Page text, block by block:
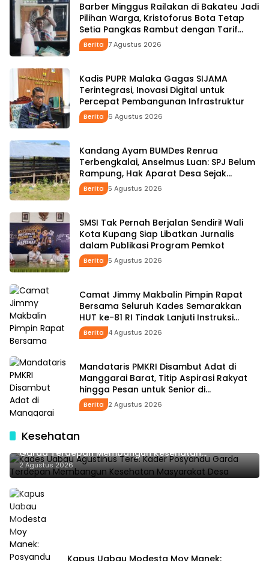
Barber Minggus Railakan di Bakateu Jadi
Pilihan Warga, Kristoforus Bota Tetap
Setia Pangkas Rambut dengan Tarif
Rp15 Ribu per Kepala
Berita 7 Agustus 2026
Kadis PUPR Malaka Gagas SIJAMA
Terintegrasi, Inovasi Digital untuk
Percepat Pembangunan Infrastruktur
Berita 6 Agustus 2026
Kandang Ayam BUMDes Renrua
Terbengkalai, Anselmus Luan: SPJ Belum
Rampung, Hak Aparat Desa Sejak
Januari Belum Dibayar
Berita 5 Agustus 2026
SMSI Tak Pernah Berjalan Sendiri! Wali
Kota Kupang Siap Libatkan Jurnalis
dalam Publikasi Program Pemkot
Berita 5 Agustus 2026
Camat Jimmy Makbalin Pimpin Rapat
Bersama Seluruh Kades Semarakkan
HUT ke-81 RI Tindak Lanjuti Instruksi
Bupati SBS dan Wabup HMS
Berita 4 Agustus 2026
Mandataris PMKRI Disambut Adat di
Manggarai Barat, Titip Aspirasi Rakyat
hingga Pesan untuk Senior di
Pemerintahan
Berita 2 Agustus 2026
Kesehatan
Kades Uabau Agustinus Tere: Kader Posyandu
Garda Terdepan Membangun Kesehatan
Masyarakat Desa
2 Agustus 2026